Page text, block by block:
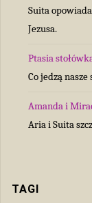
Suita
Jezusa.
Ptasia
Co jedzą
Amanda i
Aria i Suita
TAGI